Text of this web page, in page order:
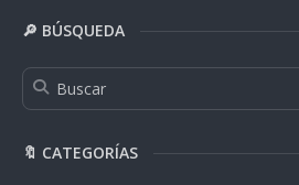
🔎 BÚSQUEDA
🔖 CATEGORÍAS